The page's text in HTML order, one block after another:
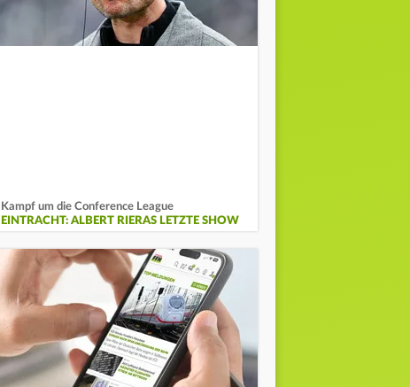
Kampf um die Conference League
EINTRACHT: ALBERT RIERAS LETZTE SHOW